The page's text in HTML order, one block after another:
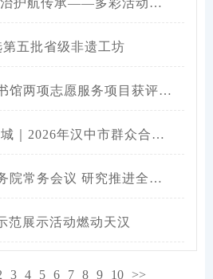
彩活动点亮2026年汉中市文化和自然遗产日
五批省级非遗工坊
项志愿服务项目获评省级优秀
年汉中市群众合唱展演，5月30日启幕
通过《现代化应急体系建设“十五五”规划》 讨论《中华人民共和国中国人民银行法（修订草案）》
范展示活动燃动天汉
3 4 5 6 7 8 9 10 >>